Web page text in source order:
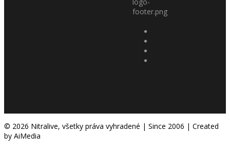
© 2026 Nitralive, všetky práva vyhradené | Since 2006 | Created
by AiMedia